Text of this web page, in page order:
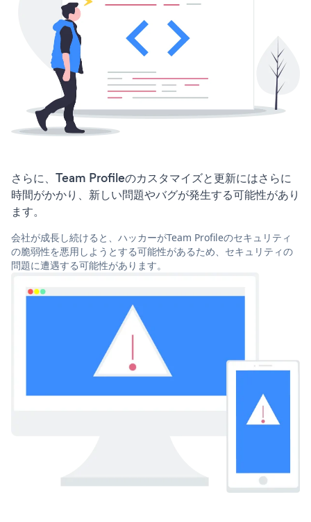
さらに、Team Profileのカスタマイズと更新にはさらに
時間がかかり、新しい問題やバグが発生する可能性があり
ます。
会社が成長し続けると、ハッカーがTeam Profileのセキュリティ
の脆弱性を悪用しようとする可能性があるため、セキュリティの
問題に遭遇する可能性があります。